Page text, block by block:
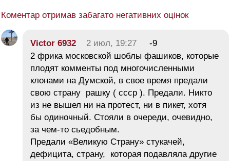
Коментар отримав забагато негативних оцінок
Victor 6932 2 июл, 19:27
-9
2 фрика московской шоблы фашиков, которые
плодят комменты под многочисленными
клонами на Думской, в свое время предали
свою страну рашку ( ссср ). Предали. Никто
из не вышел ни на протест, ни в пикет, хотя
бы одиночный. Стояли в очереди, очевидно,
за чем-то сьедобным.
Предали «Великую Страну» стукачей,
дефицита, страну, которая подавляла другие